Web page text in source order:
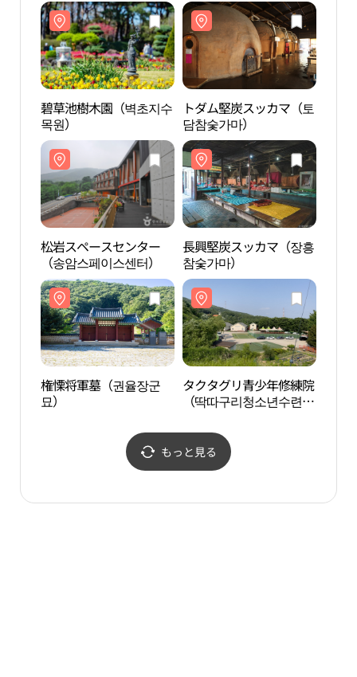
碧草池樹木園（벽초지수
목원）
トダム堅炭スッカマ（토
담참숯가마）
松岩スペースセンター
（송암스페이스센터）
長興堅炭スッカマ（장흥
참숯가마）
権慄将軍墓（권율장군
묘）
タクタグリ青少年修練院
（딱따구리청소년수련
もっと見る